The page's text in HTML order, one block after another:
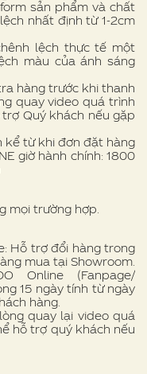
sản phẩm và chất
nhất định từ 1-2cm
lệch thực tế một
màu của ánh sáng
hàng trước khi thanh
quay video quá trình
Quý khách nếu gặp
kể từ khi đơn đặt hàng
giờ hành chính: 1800
mọi trường hợp.
Hỗ trợ đổi hàng trong
mua tại Showroom.
Online (Fanpage/
15 ngày tính từ ngày
hàng.
quay lại video quá
hỗ trợ quý khách nếu